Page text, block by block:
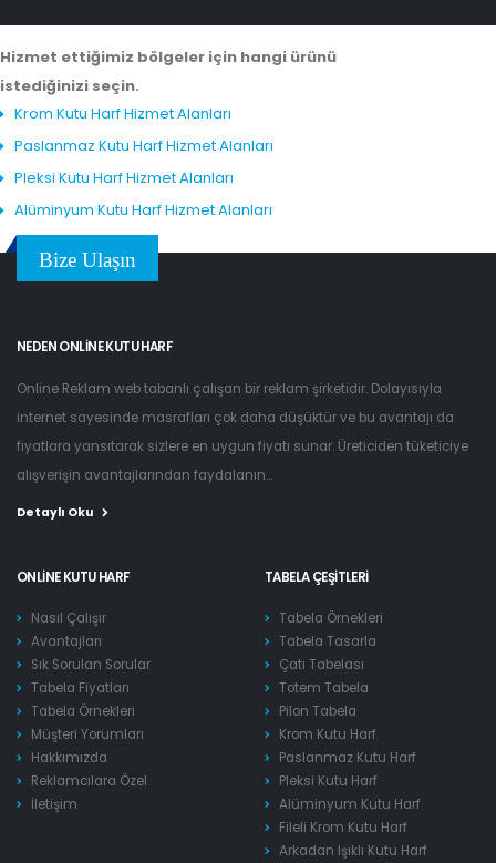
Hizmet ettiğimiz bölgeler için hangi ürünü
istediğinizi seçin.
Krom Kutu Harf Hizmet Alanları
Paslanmaz Kutu Harf Hizmet Alanları
Pleksi Kutu Harf Hizmet Alanları
Alüminyum Kutu Harf Hizmet Alanları
Bize Ulaşın
NEDEN ONLINE KUTU HARF
Online Reklam web tabanlı çalışan bir reklam şirketidir. Dolayısıyla
internet sayesinde masrafları çok daha düşüktür ve bu avantajı da
fiyatlara yansıtarak sizlere en uygun fiyatı sunar. Üreticiden tüketiciye
alışverişin avantajlarından faydalanın...
Detaylı Oku
ONLINE KUTU HARF
Nasıl Çalışır
Avantajları
Sık Sorulan Sorular
Tabela Fiyatları
Tabela Örnekleri
Müşteri Yorumları
Hakkımızda
Reklamcılara Özel
İletişim
TABELA ÇEŞITLERI
Tabela Örnekleri
Tabela Tasarla
Çatı Tabelası
Totem Tabela
Pilon Tabela
Krom Kutu Harf
Paslanmaz Kutu Harf
Pleksi Kutu Harf
Alüminyum Kutu Harf
Fileli Krom Kutu Harf
Arkadan Işıklı Kutu Harf